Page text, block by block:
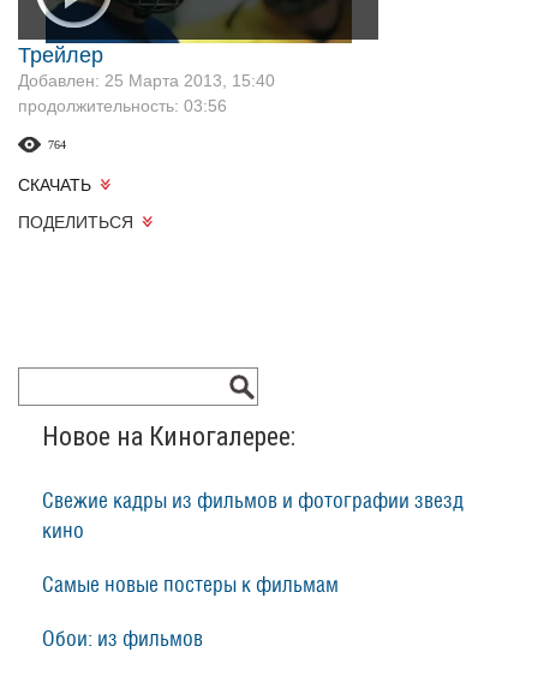
Трейлер
Добавлен: 25 Марта 2013, 15:40
продолжительность: 03:56
764
СКАЧАТЬ
ПОДЕЛИТЬСЯ
Новое на Киногалерее:
Свежие кадры из фильмов и фотографии звезд
кино
Самые новые постеры к фильмам
Обои: из фильмов